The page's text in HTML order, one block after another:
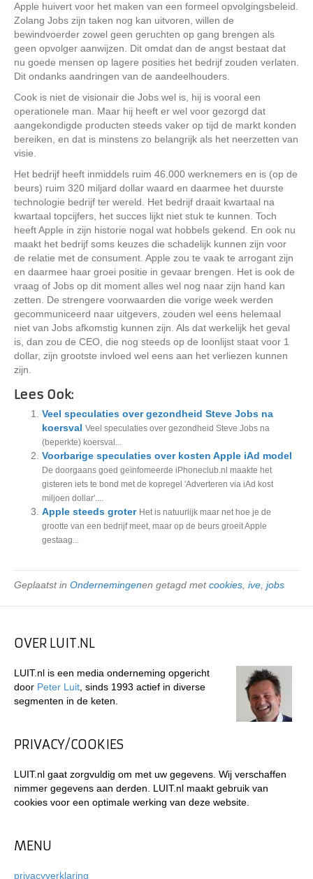
Apple huivert voor het maken van een formeel opvolgingsbeleid.
Zolang Jobs zijn taken nog kan uitvoren, willen de
bewindvoerder zowel geen geruchten op gang brengen als
geen opvolger aanwijzen. Dit omdat dan de angst bestaat dat
nu goede mensen op lagere posities het bedrijf zouden verlaten.
Dit ondanks aandringen van de aandeelhouders.
Cook is niet de visionair die Jobs wel is, hij is vooral een
operationele man. Maar hij heeft er wel voor gezorgd dat
aangekondigde producten steeds vaker op tijd de markt konden
bereiken, en dat is minstens zo belangrijk als het neerzetten van
visie.
Het bedrijf heeft inmiddels ruim 46.000 werknemers en is (op de
beurs) ruim 320 miljard dollar waard en daarmee het duurste
technologie bedrijf ter wereld. Het bedrijf draait kwartaal na
kwartaal topcijfers, het succes lijkt niet stuk te kunnen. Toch
heeft Apple in zijn historie nogal wat hobbels gekend. En ook nu
maakt het bedrijf soms keuzes die schadelijk kunnen zijn voor
de relatie met de consument. Apple zou te vaak te arrogant zijn
en daarmee haar groei positie in gevaar brengen. Het is ook de
vraag of Jobs op dit moment alles wel nog naar zijn hand kan
zetten. De strengere voorwaarden die vorige week werden
gecommuniceerd naar uitgevers, zouden wel eens helemaal
niet van Jobs afkomstig kunnen zijn. Als dat werkelijk het geval
is, dan zou de CEO, die nog steeds op de loonlijst staat voor 1
dollar, zijn grootste invloed wel eens aan het verliezen kunnen
zijn.
Lees Ook:
Veel speculaties over gezondheid Steve Jobs na
koersval Veel speculaties over gezondheid Steve Jobs na
(beperkte) koersval...
Voorbarige speculaties over kosten Apple iAd model
De doorgaans goed geïnfomeerde iPhoneclub.nl maakte het
gisteren iets te bond met de kopregel 'Adverteren via iAd kost
miljoen dollar'....
Apple steeds groter Het is natuurlijk maar net hoe je de
grootte van een bedrijf meet, maar op de beurs groeit Apple
gestaag...
Geplaatst in Ondernemingenen getagd metcookies ive jobs
OVER LUIT.NL
LUIT.nl is een media onderneming opgericht
door Peter Luit , sinds 1993 actief in diverse
segmenten in de keten.
PRIVACY/COOKIES
LUIT.nl gaat zorgvuldig om met uw gegevens. Wij verschaffen
nimmer gegevens aan derden. LUIT.nl maakt gebruik van
cookies voor een optimale werking van deze website.
MENU
privacyverklaring